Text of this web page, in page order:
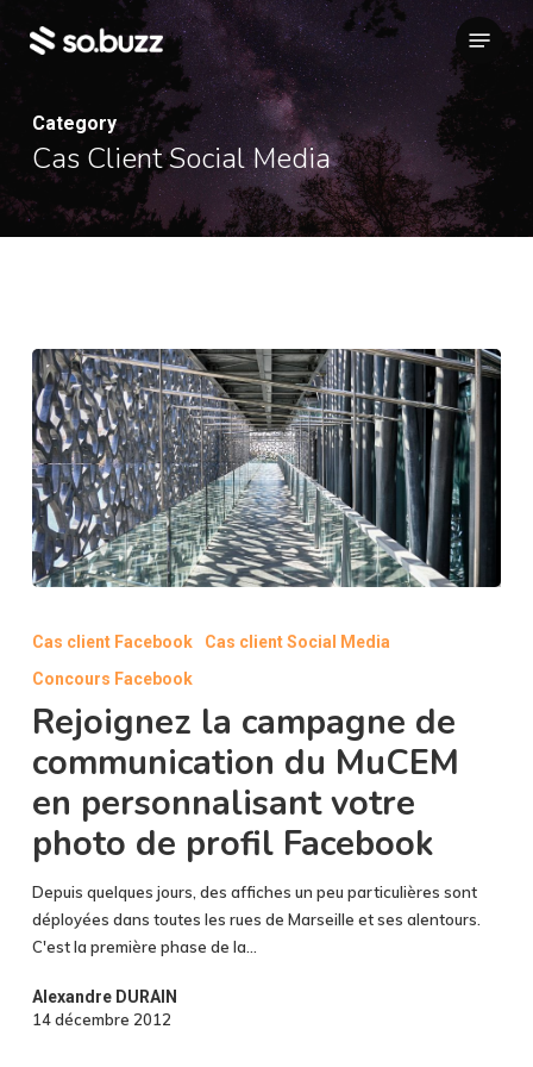
main
Menu
Category
Cas Client Social Media
campagne
de
communication
du
MuCEM
personnalisant
votre
de
profil
Facebook
Cas client Facebook
Cas client Social Media
Concours Facebook
Rejoignez la campagne de
communication du MuCEM
en personnalisant votre
photo de profil Facebook
Depuis quelques jours, des affiches un peu particulières sont
déployées dans toutes les rues de Marseille et ses alentours.
C'est la première phase de la…
Alexandre DURAIN
14 décembre 2012